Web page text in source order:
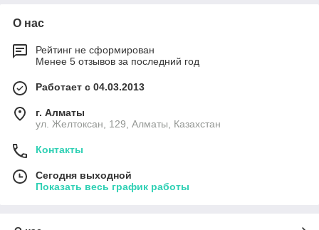
О нас
Рейтинг не сформирован
Менее 5 отзывов за последний год
Работает с 04.03.2013
г. Алматы
ул. Желтоксан, 129, Алматы, Казахстан
Контакты
Сегодня выходной
Показать весь график работы